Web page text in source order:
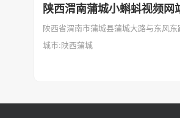
陕西渭南蒲城小蝌蚪视频网
陕西省渭南市蒲城县蒲城大路与东风
城市:陕西蒲城